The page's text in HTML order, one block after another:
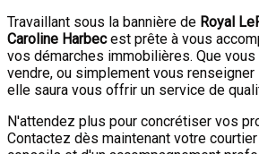
Travaillant sous la bannière de Royal
Caroline Harbecest prête à vous
vos démarches immobilières. Que vous
vendre, ou simplement vous renseigner
elle saura vous offrir un service de
N'attendez plus pour concrétiser vos
Contactez dès maintenant votre